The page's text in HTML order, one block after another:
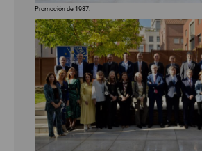
Promoción de 1987.